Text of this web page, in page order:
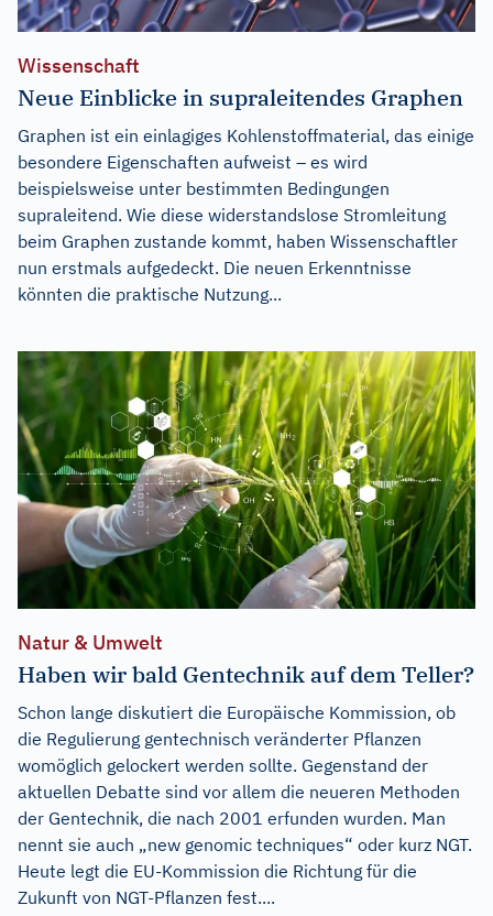
Wissenschaft
Neue Einblicke in supraleitendes Graphen
Graphen ist ein einlagiges Kohlenstoffmaterial, das einige
besondere Eigenschaften aufweist – es wird
beispielsweise unter bestimmten Bedingungen
supraleitend. Wie diese widerstandslose Stromleitung
beim Graphen zustande kommt, haben Wissenschaftler
nun erstmals aufgedeckt. Die neuen Erkenntnisse
könnten die praktische Nutzung...
Natur & Umwelt
Haben wir bald Gentechnik auf dem Teller?
Schon lange diskutiert die Europäische Kommission, ob
die Regulierung gentechnisch veränderter Pflanzen
womöglich gelockert werden sollte. Gegenstand der
aktuellen Debatte sind vor allem die neueren Methoden
der Gentechnik, die nach 2001 erfunden wurden. Man
nennt sie auch „new genomic techniques“ oder kurz NGT.
Heute legt die EU-Kommission die Richtung für die
Zukunft von NGT-Pflanzen fest....